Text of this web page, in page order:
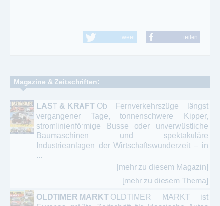
tweet teilen
Magazine & Zeitschriften:
LAST & KRAFT Ob Fernverkehrszüge längst
vergangener Tage, tonnenschwere Kipper,
stromlinienförmige Busse oder unverwüstliche
Baumaschinen und spektakuläre
Industrieanlagen der Wirtschaftswunderzeit – in
...
[mehr zu diesem Magazin]
[mehr zu diesem Thema]
OLDTIMER MARKT OLDTIMER MARKT ist